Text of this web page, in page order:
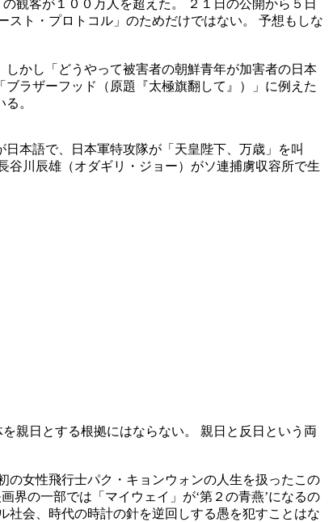
観客が１００万人を超えた。 ２１日の公開から５日
スト・プロトコル」のためだけではない。 予想もしな
かし「どうやって被害者の朝鮮青年が加害者の日本
ラザーフッド（原題『太極旗翻して』）」に例えた
。
本語で、日本軍特攻隊が「天皇陛下、万歳」を叫
川辰雄（オダギリ・ジョー）がソ連捕虜収容所で生
親日とする根拠にはならない。 親日と反日という両
の女性飛行士パク・キョンウォンの人生を扱ったこの
界の一部では「マイウェイ」が‘第２の青燕’になるの
会、時代の時計の針を逆回しする愚を犯すことはな